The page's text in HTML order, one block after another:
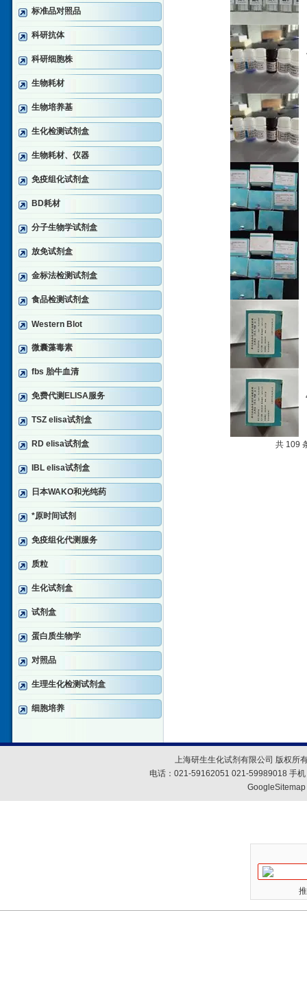
标准品对照品
科研抗体
科研细胞株
生物耗材
生物培养基
生化检测试剂盒
生物耗材、仪器
免疫组化试剂盒
BD耗材
分子生物学试剂盒
放免试剂盒
金标法检测试剂盒
食品检测试剂盒
Western Blot
微囊藻毒素
fbs 胎牛血清
免费代测ELISA服务
TSZ elisa试剂盒
RD elisa试剂盒
IBL elisa试剂盒
日本WAKO和光纯药
*原时间试剂
免疫组化代测服务
质粒
生化试剂盒
试剂盒
蛋白质生物学
对照品
生理生化检测试剂盒
细胞培养
共 109
上海研生生化试剂有限公司 版权所
电话：021-59162051 021-59989018 手
GoogleSitemap